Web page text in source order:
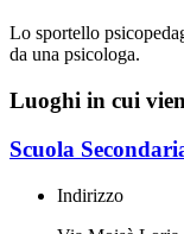
Lo sportello
da una psicologa.
Luoghi in cui
Scuola
Indirizzo